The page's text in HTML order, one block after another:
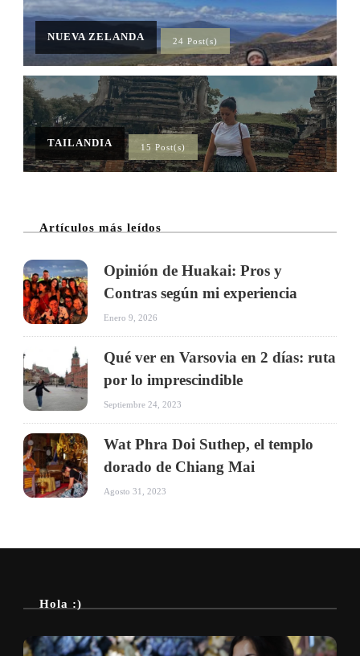
NUEVA ZELANDA 24 Post(s)
TAILANDIA 15 Post(s)
Artículos más leídos
Opinión de Huakai: Pros y
Contras según mi experiencia
Enero 9, 2026
Qué ver en Varsovia en 2 días: ruta
por lo imprescindible
Septiembre 24, 2023
Wat Phra Doi Suthep, el templo
dorado de Chiang Mai
Agosto 31, 2023
Hola :)